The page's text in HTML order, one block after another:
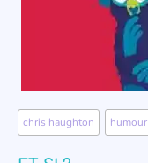
chris haughton humour